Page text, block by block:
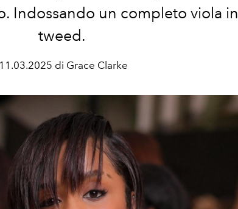
Indossando un completo viola in
tweed.
11.03.2025 di Grace Clarke